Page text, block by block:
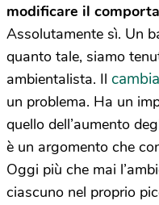
modificare il
Assolutamente sì. Un
quanto tale, siamo
ambientalista. Il
un problema. Ha un
quello dell’aumento
è un argomento che
Oggi più che mai
ciascuno nel proprio